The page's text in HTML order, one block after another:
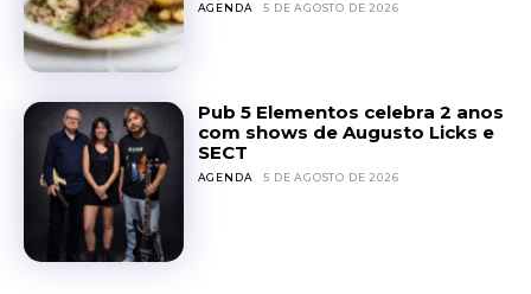
AGENDA 5 DE AGOSTO DE 2026
Pub 5 Elementos celebra 2 anos
com shows de Augusto Licks e
SECT
AGENDA 5 DE AGOSTO DE 2026